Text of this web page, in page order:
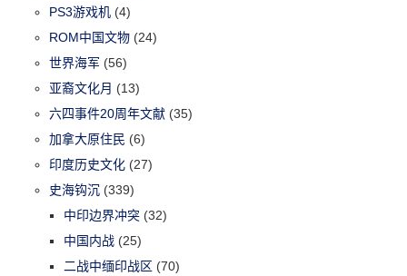
PS3游戏机 (4)
ROM中国文物 (24)
世界海军 (56)
亚裔文化月 (13)
六四事件20周年文献 (35)
加拿大原住民 (6)
印度历史文化 (27)
史海钩沉 (339)
中印边界冲突 (32)
中国内战 (25)
二战中缅印战区 (70)